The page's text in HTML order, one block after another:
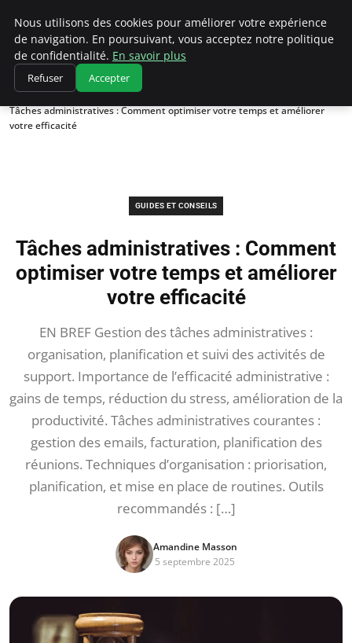
Chasseur De Tête
Accueil
Guides et Conseils
Tâches administratives : Comment optimiser votre temps et améliorer
votre efficacité
GUIDES ET CONSEILS
Tâches administratives : Comment
optimiser votre temps et améliorer
votre efficacité
EN BREF Gestion des tâches administratives :
organisation, planification et suivi des activités de
support. Importance de l’efficacité administrative :
gains de temps, réduction du stress, amélioration de la
productivité. Tâches administratives courantes :
gestion des emails, facturation, planification des
réunions. Techniques d’organisation : priorisation,
planification, et mise en place de routines. Outils
recommandés : […]
Amandine Masson
5 septembre 2025
Nous utilisons des cookies pour améliorer votre expérience
de navigation. En poursuivant, vous acceptez notre politique
de confidentialité. En savoir plus
Refuser Accepter